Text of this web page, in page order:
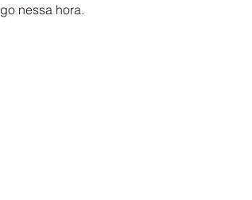
nessa hora.